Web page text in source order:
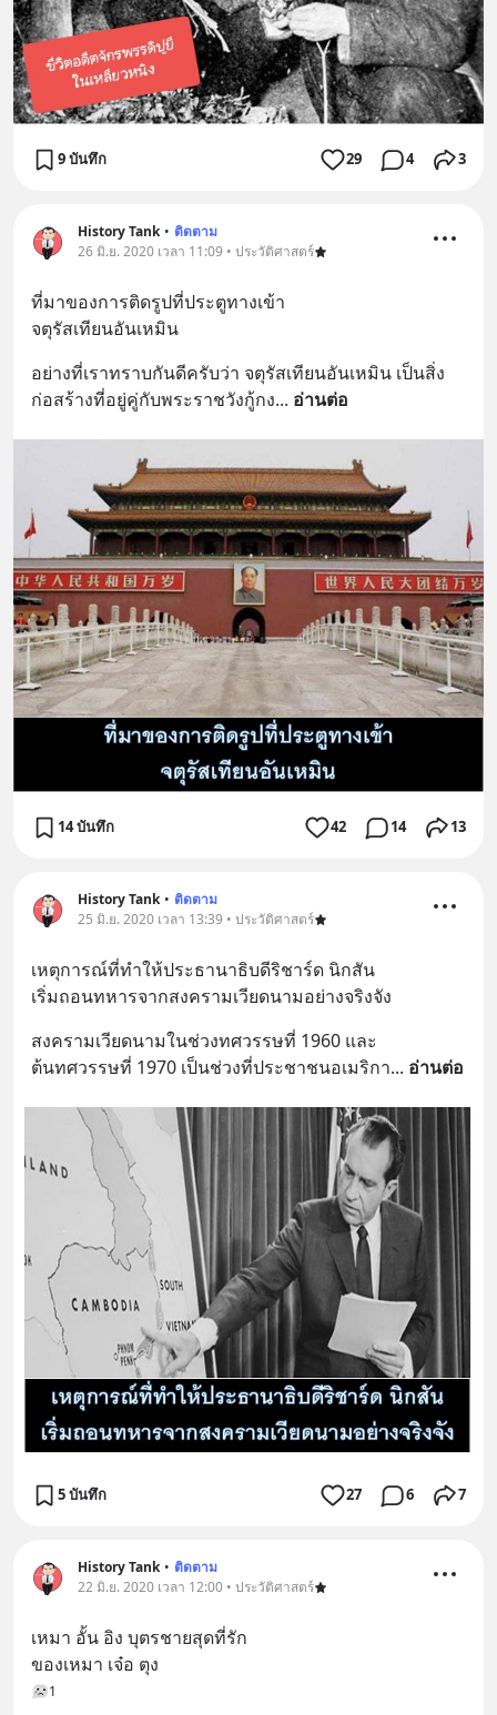
9 บันทึก 29 4 3
History Tank • ติดตาม
26 มิ.ย. 2020 เวลา 11:09 • ประวัติศาสตร์
ที่มาของการติดรูปที่ประตูทางเข้า
จตุรัสเทียนอันเหมิน
อย่างที่เราทราบกันดีครับว่า จตุรัสเทียนอันเหมิน เป็นสิ่ง
ก่อสร้างที่อยู่คู่กับพระราชวังกู้กง... อ่านต่อ
14 บันทึก 42 14 13
History Tank • ติดตาม
25 มิ.ย. 2020 เวลา 13:39 • ประวัติศาสตร์
เหตุการณ์ที่ทำให้ประธานาธิบดีริชาร์ด นิกสัน
เริ่มถอนทหารจากสงครามเวียดนามอย่างจริงจัง
สงครามเวียดนามในช่วงทศวรรษที่ 1960 และ
ต้นทศวรรษที่ 1970 เป็นช่วงที่ประชาชนอเมริกา... อ่านต่อ
5 บันทึก 27 6 7
History Tank • ติดตาม
22 มิ.ย. 2020 เวลา 12:00 • ประวัติศาสตร์
เหมา อั้น อิง บุตรชายสุดที่รัก
ของเหมา เจ๋อ ตุง
1